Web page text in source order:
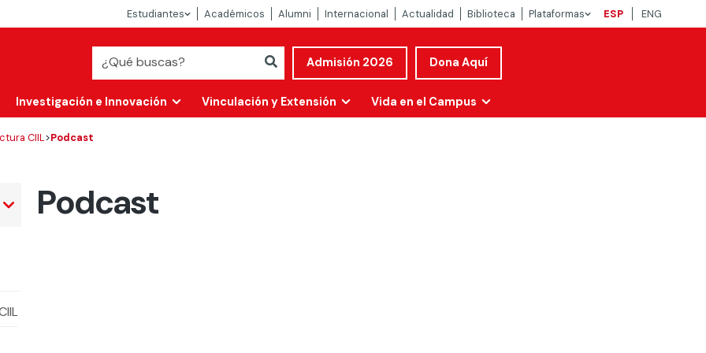
Estudiantes Académicos Alumni Internacional Actualidad Biblioteca Plataformas ESP ENG
Admisión 2026 Dona Aquí
Investigación e Innovación Vinculación y Extensión Vida en el Campus
CIIL>Podcast
Podcast